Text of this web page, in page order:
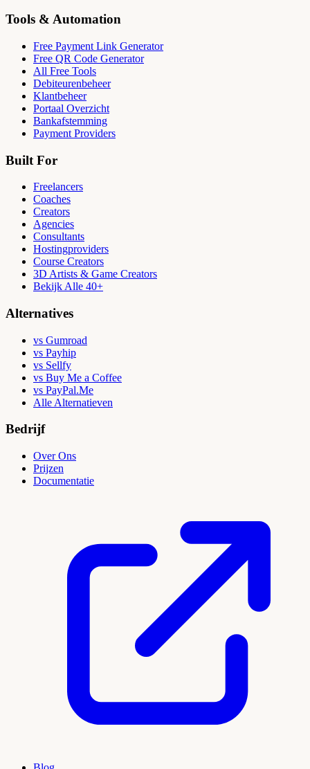
Tools & Automation
Free Payment Link Generator
Free QR Code Generator
All Free Tools
Debiteurenbeheer
Klantbeheer
Portaal Overzicht
Bankafstemming
Payment Providers
Built For
Freelancers
Coaches
Creators
Agencies
Consultants
Hostingproviders
Course Creators
3D Artists & Game Creators
Bekijk Alle 40+
Alternatives
vs Gumroad
vs Payhip
vs Sellfy
vs Buy Me a Coffee
vs PayPal.Me
Alle Alternatieven
Bedrijf
Over Ons
Prijzen
Documentatie